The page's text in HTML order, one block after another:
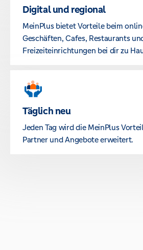
Digital und regional
MeinPlus bietet Vorteile beim
Geschäften, Cafes, Restaurants
Freizeiteinrichtungen bei dir zu
Täglich neu
Jeden Tag wird die MeinPlus
Partner und Angebote erweitert.